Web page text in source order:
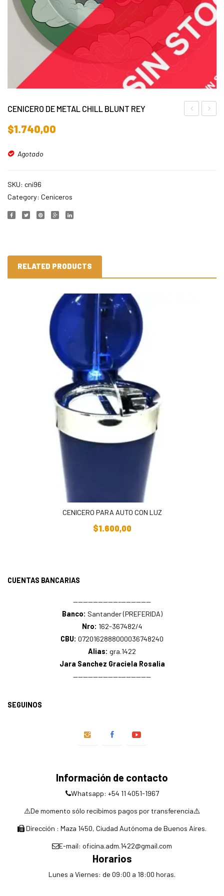
CENICERO DE METAL CHILL BLUNT REY
$1.740,00
Agotado
SKU: cni96
Category: Ceniceros
RELATED PRODUCTS
CENICERO PARA AUTO CON LUZ
$1.600,00
CUENTAS BANCARIAS
—————————–——————
Banco: Santander (PREFERIDA)
Nro: 162-367482/4
CBU: 0720162888000036748240
Alias: gra.1422
Jara Sanchez Graciela Rosalia
—————————–——————
SEGUINOS
Información de contacto
Whatsapp: +54 11 4051-1967
⚠️De momento sólo recibimos pagos por transferencia⚠️
Dirección : Maza 1450, Ciudad Autónoma de Buenos Aires.
E-mail: oficina.adm.1422@gmail.com
Horarios
Lunes a Viernes: de 09:00 a 18:00 horas.